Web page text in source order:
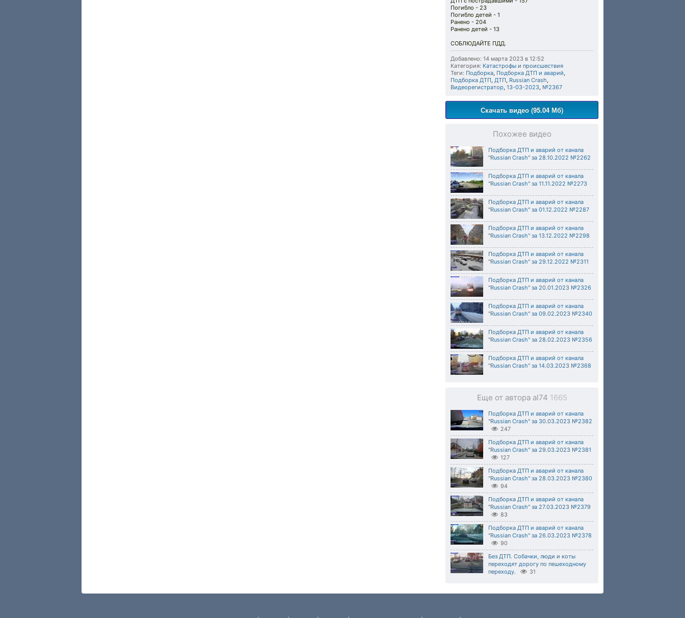
Погибло - 23
Погибло детей - 1
Ранено - 204
Ранено детей - 13
СОБЛЮДАЙТЕ ПДД.
Добавлено: 14 марта 2023 в 12:52
Категория: Катастрофы и происшествия
Теги: Подборка, Подборка ДТП и аварий,
Подборка ДТП, ДТП, Russian Crash,
Видеорегистратор, 13-03-2023, №2367
Скачать видео (95.04 Мб)
Похожее видео
Подборка ДТП и аварий от канала
"Russian Crash" за 28.10.2022 №2262
Подборка ДТП и аварий от канала
"Russian Crash" за 11.11.2022 №2273
Подборка ДТП и аварий от канала
"Russian Crash" за 01.12.2022 №2287
Подборка ДТП и аварий от канала
"Russian Crash" за 13.12.2022 №2298
Подборка ДТП и аварий от канала
"Russian Crash" за 29.12.2022 №2311
Подборка ДТП и аварий от канала
"Russian Crash" за 20.01.2023 №2326
Подборка ДТП и аварий от канала
"Russian Crash" за 09.02.2023 №2340
Подборка ДТП и аварий от канала
"Russian Crash" за 28.02.2023 №2356
Подборка ДТП и аварий от канала
"Russian Crash" за 14.03.2023 №2368
Еще от автора al74 1665
Подборка ДТП и аварий от канала
"Russian Crash" за 30.03.2023 №2382
247
Подборка ДТП и аварий от канала
"Russian Crash" за 29.03.2023 №2381
127
Подборка ДТП и аварий от канала
"Russian Crash" за 28.03.2023 №2380
94
Подборка ДТП и аварий от канала
"Russian Crash" за 27.03.2023 №2379
83
Подборка ДТП и аварий от канала
"Russian Crash" за 26.03.2023 №2378
90
Без ДТП. Собачки, люди и коты
переходят дорогу по пешеходному
переходу.
31